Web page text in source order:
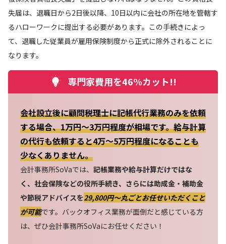
失届は、退職日から2日後以降、10日以内に会社の所在地を管轄す
るハローワークに提出する必要があります。この手続きによっ
て、退職した従業員が雇用保険制度から正式に除外されることに
なります。
専門家費用を46%カット!!
会社設立後に顧問税理士に記帳代行業務のみを依頼
する場合、1万円～3万円程度が相場です。給与計算
の代行も依頼すると4万～5万円程度になることも
少なくありません。
会計事務所SoVaでは、 記帳業務や給与計算だけではな
く、社会保険などの役所手続き、さらには助成金・補助金
や節税アドバイスを29,800円〜丸ごとお任せいただくこと
が可能です。バックオフィス業務が面倒だと感じている方
は、ぜひ会計事務所SoVaにお任せください！